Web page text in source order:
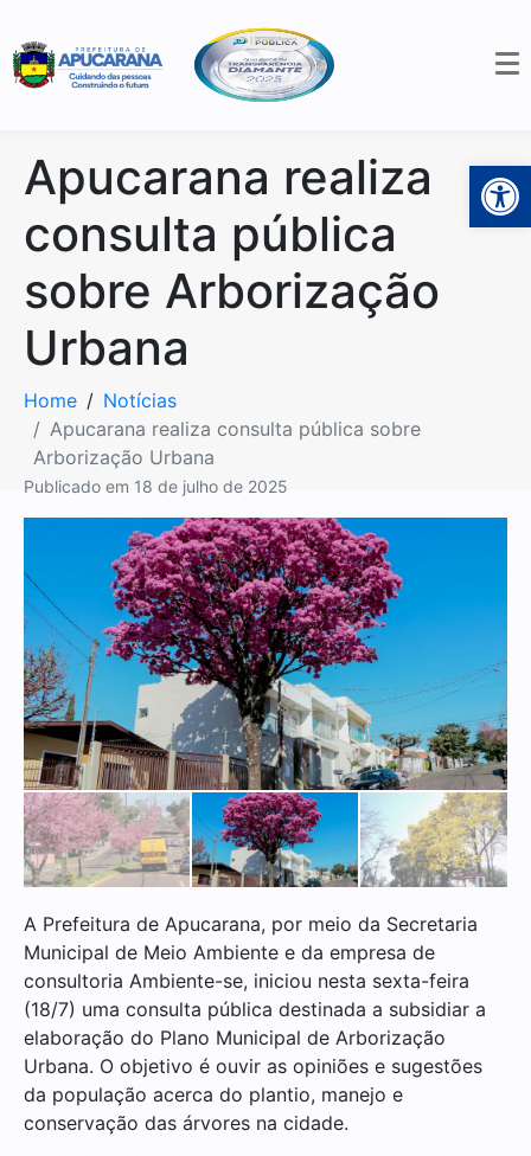
Apucarana realiza
consulta pública
sobre Arborização
Urbana
Home
Notícias
Apucarana realiza consulta pública sobre
Arborização Urbana
Publicado em 18 de julho de 2025
A Prefeitura de Apucarana, por meio da Secretaria
Municipal de Meio Ambiente e da empresa de
consultoria Ambiente-se, iniciou nesta sexta-feira
(18/7) uma consulta pública destinada a subsidiar a
elaboração do Plano Municipal de Arborização
Urbana. O objetivo é ouvir as opiniões e sugestões
da população acerca do plantio, manejo e
conservação das árvores na cidade.